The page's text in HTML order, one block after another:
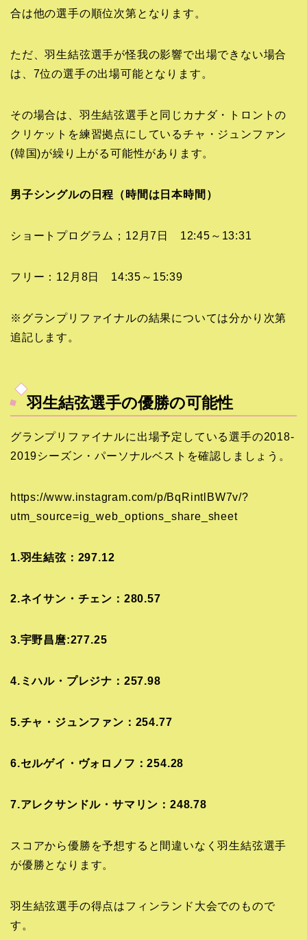
合は他の選手の順位次第となります。
ただ、羽生結弦選手が怪我の影響で出場できない場合
は、7位の選手の出場可能となります。
その場合は、羽生結弦選手と同じカナダ・トロントの
クリケットを練習拠点にしているチャ・ジュンファン
(韓国)が繰り上がる可能性があります。
男子シングルの日程（時間は日本時間）
ショートプログラム；12月7日 12:45～13:31
フリー：12月8日 14:35～15:39
※グランプリファイナルの結果については分かり次第
追記します。
羽生結弦選手の優勝の可能性
グランプリファイナルに出場予定している選手の2018-
2019シーズン・パーソナルベストを確認しましょう。
https://www.instagram.com/p/BqRintlBW7v/?
utm_source=ig_web_options_share_sheet
1.羽生結弦：297.12
2.ネイサン・チェン：280.57
3.宇野昌麿:277.25
4.ミハル・プレジナ：257.98
5.チャ・ジュンファン：254.77
6.セルゲイ・ヴォロノフ：254.28
7.アレクサンドル・サマリン：248.78
スコアから優勝を予想すると間違いなく羽生結弦選手
が優勝となります。
羽生結弦選手の得点はフィンランド大会でのもので
す。